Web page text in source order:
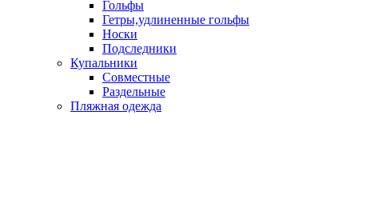
Гольфы
Гетры,удлиненные гольфы
Носки
Подследники
Купальники
Совместные
Раздельные
Пляжная одежда